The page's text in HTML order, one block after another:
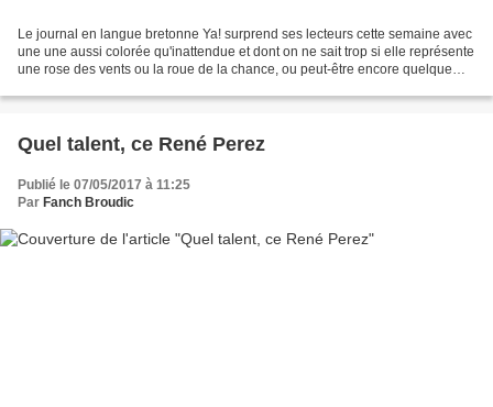
Le journal en langue bretonne Ya! surprend ses lecteurs cette semaine avec
une une aussi colorée qu'inattendue et dont on ne sait trop si elle représente
une rose des vents ou la roue de la chance, ou peut-être encore quelque
Quel talent, ce René Perez
Publié le 07/05/2017 à 11:25
Par Fanch Broudic